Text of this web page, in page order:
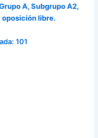
A, Subgrupo A2,
oposición libre.
101